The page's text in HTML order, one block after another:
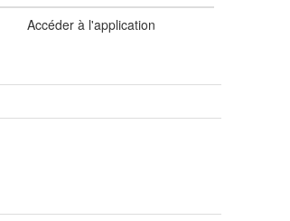
Accéder à l'application